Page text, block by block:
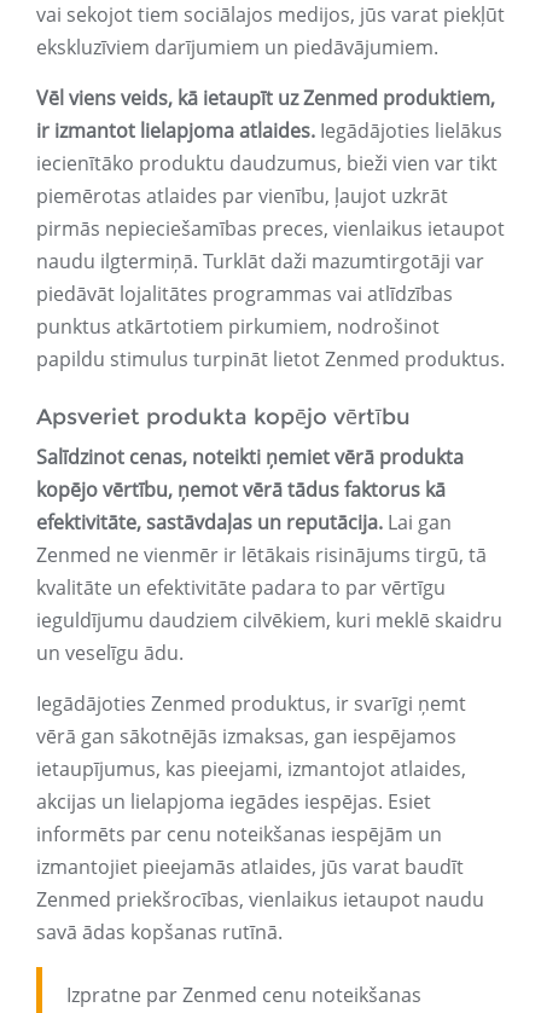
vai sekojot tiem sociālajos medijos, jūs varat piekļūt
ekskluzīviem darījumiem un piedāvājumiem.
Vēl viens veids, kā ietaupīt uz Zenmed produktiem,
ir izmantot lielapjoma atlaides. Iegādājoties lielākus
iecienītāko produktu daudzumus, bieži vien var tikt
piemērotas atlaides par vienību, ļaujot uzkrāt
pirmās nepieciešamības preces, vienlaikus ietaupot
naudu ilgtermiņā. Turklāt daži mazumtirgotāji var
piedāvāt lojalitātes programmas vai atlīdzības
punktus atkārtotiem pirkumiem, nodrošinot
papildu stimulus turpināt lietot Zenmed produktus.
Apsveriet produkta kopējo vērtību
Salīdzinot cenas, noteikti ņemiet vērā produkta
kopējo vērtību, ņemot vērā tādus faktorus kā
efektivitāte, sastāvdaļas un reputācija. Lai gan
Zenmed ne vienmēr ir lētākais risinājums tirgū, tā
kvalitāte un efektivitāte padara to par vērtīgu
ieguldījumu daudziem cilvēkiem, kuri meklē skaidru
un veselīgu ādu.
Iegādājoties Zenmed produktus, ir svarīgi ņemt
vērā gan sākotnējās izmaksas, gan iespējamos
ietaupījumus, kas pieejami, izmantojot atlaides,
akcijas un lielapjoma iegādes iespējas. Esiet
informēts par cenu noteikšanas iespējām un
izmantojiet pieejamās atlaides, jūs varat baudīt
Zenmed priekšrocības, vienlaikus ietaupot naudu
savā ādas kopšanas rutīnā.
Izpratne par Zenmed cenu noteikšanas